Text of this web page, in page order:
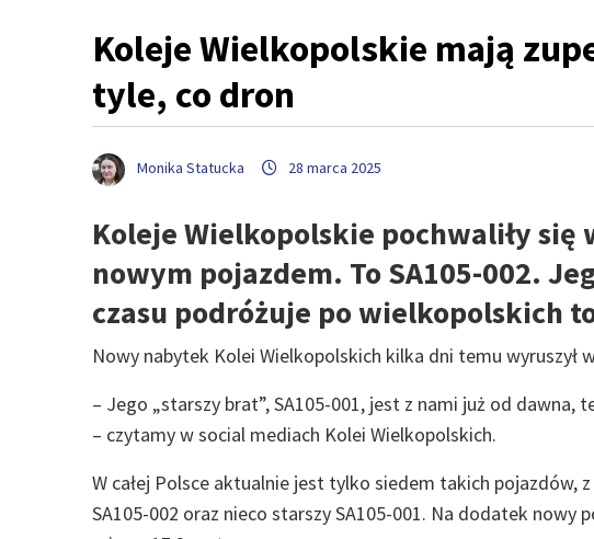
Koleje Wielkopolskie mają
tyle, co dron
Monika Statucka 28 marca 2025
Koleje Wielkopolskie pochwaliły się
nowym pojazdem. To SA105-002.
czasu podróżuje po wielkopolskich
Nowy nabytek Kolei Wielkopolskich kilka dni temu wyruszył
– Jego „starszy brat”, SA105-001, jest z nami już od dawna,
– czytamy w social mediach Kolei Wielkopolskich.
W całej Polsce aktualnie jest tylko siedem takich pojazdów,
SA105-002 oraz nieco starszy SA105-001. Na dodatek nowy